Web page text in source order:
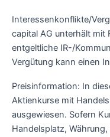
Interessenkonflikte/
capital AG unterhält mit
entgeltliche IR-/
Vergütung kann einen
Preisinformation: In
Aktienkurse mit
ausgewiesen. Sofern
Handelsplatz,